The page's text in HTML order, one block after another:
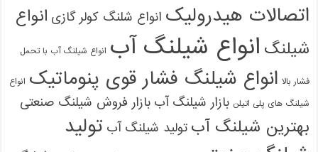
اتصالات هیدرولیک انواع شلنگ کولر گازی انواع
شیلنگ انواع شیلنگ آب انواع شیلنگ آب با تحمل
فشار بالا انواع شیلنگ فشار قوی پنوماتیک انواع
شیلنگ های پلی اتیلن بازار شیلنگ آب بازار فروش شیلنگ صنعتی
بهترین شیلنگ آب تولید شیلنگ آب تولید